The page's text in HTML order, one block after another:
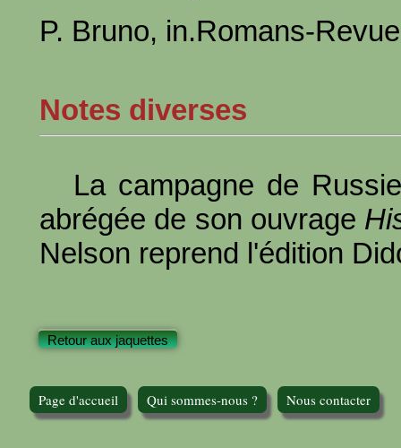
P. Bruno, in.Romans-
Notes diverses
La campagne de
abrégée de son ouvrage
Nelson reprend l'édition
Retour aux jaquettes
Page d'accueil Qui sommes-nous ? Nous contacter